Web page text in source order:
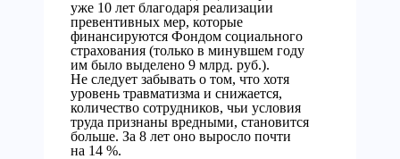
уже 10 лет благодаря реализации
превентивных мер, которые
финансируются Фондом социального
страхования (только в минувшем году
им было выделено 9 млрд. руб.).
Не следует забывать о том, что хотя
уровень травматизма и снижается,
количество сотрудников, чьи условия
труда признаны вредными, становится
больше. За 8 лет оно выросло почти
на 14 %.